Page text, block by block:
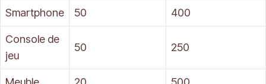
Smartphone 50 400
Console de
jeu
50 250